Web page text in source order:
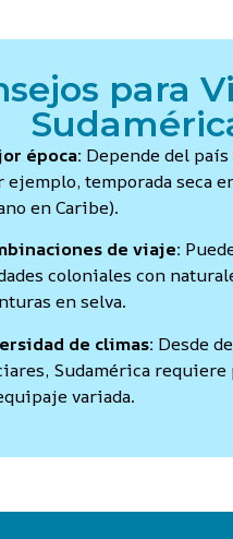
para
época: Depende del
ejemplo, temporada seca
en Caribe).
de viaje:
coloniales con
en selva.
de climas: Desde
Sudamérica
variada.